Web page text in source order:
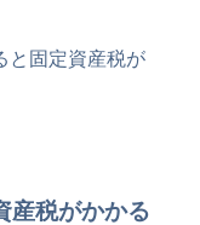
と固定資産税が
産税がかかる